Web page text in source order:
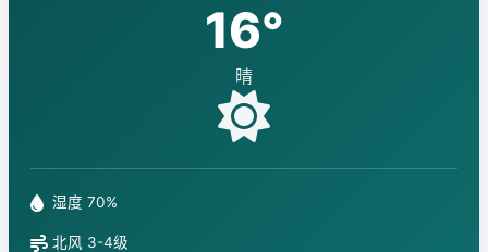
16°
晴
湿度 70%
北风 3-4级